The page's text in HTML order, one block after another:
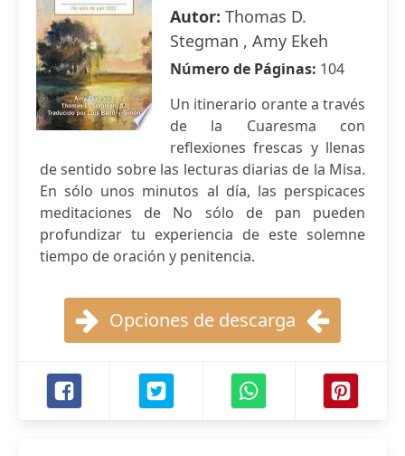
Autor: Thomas D.
Stegman , Amy Ekeh
Número de Páginas: 104
Un itinerario orante a través
de la Cuaresma con
reflexiones frescas y llenas
de sentido sobre las lecturas diarias de la Misa.
En sólo unos minutos al día, las perspicaces
meditaciones de No sólo de pan pueden
profundizar tu experiencia de este solemne
tiempo de oración y penitencia.
Opciones de descarga